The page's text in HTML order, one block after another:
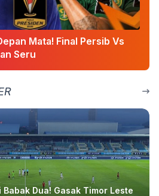
Mata! Final Persib Vs
Seru
Dua! Gasak Timor Leste